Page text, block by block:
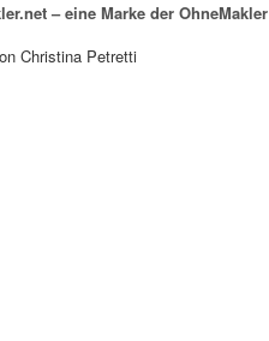
– eine Marke der OhneMakler
Christina Petretti